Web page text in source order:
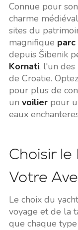
Connue pour
charme
sites du
magnifique
depuis Šibenik
Kornati, l'un
de Croatie.
pour plus de
un voilierpour
eaux
Choisir
Votre
Le choix du
voyage et de la
que chaque